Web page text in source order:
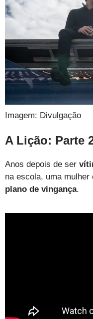
Imagem: Divulgação
A Lição: Parte
Anos depois de ser
na escola, uma
plano de vingança.